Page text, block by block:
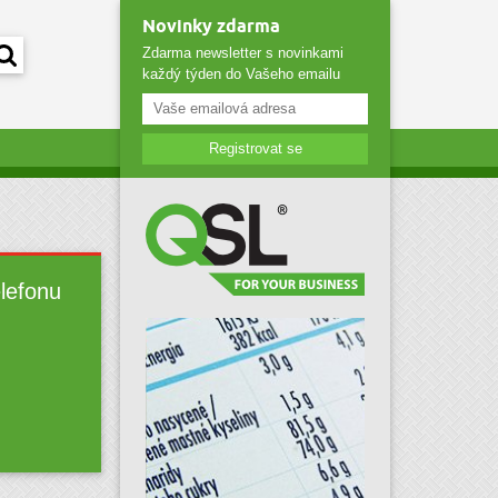
Novinky zdarma
Zdarma newsletter s novinkami
každý týden do Vašeho emailu
Registrovat se